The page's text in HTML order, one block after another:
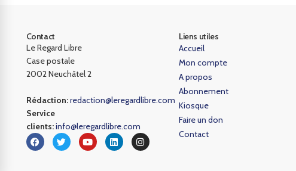
Contact
Le Regard Libre
Case postale
2002 Neuchâtel 2
Rédaction:redaction@leregardlibre.com
Service
clients:info@leregardlibre.com
Liens utiles
Accueil
Mon compte
A propos
Abonnement
Kiosque
Faire un don
Contact